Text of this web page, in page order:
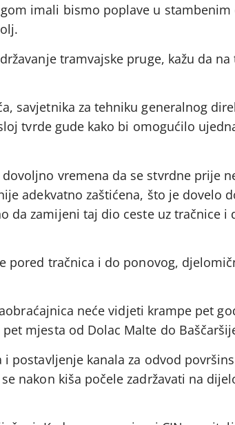
imali bismo poplave u
tramvajske pruge, kažu da
savjetnika za tehniku generalnog
tvrde gude kako bi omogućilo
vremena da se stvrdne prije
adekvatno zaštićena, što je dovelo
da zamijeni taj dio ceste uz tračnice i
pored tračnica i do ponovog,
neće vidjeti krampe pet
mjesta od Dolac Malte do
postavljenje kanala za odvod
nakon kiša počele zadržavati na